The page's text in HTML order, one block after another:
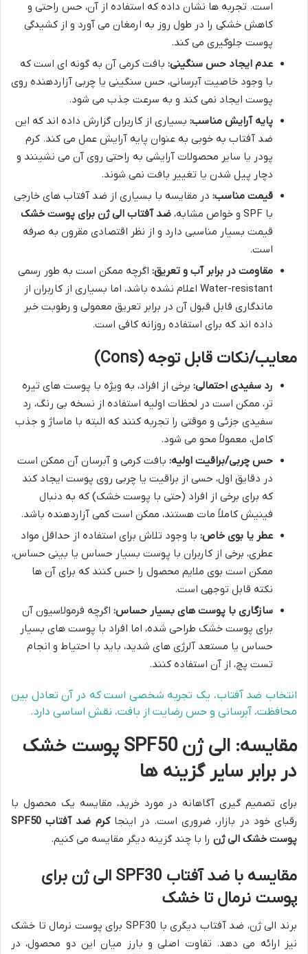
است. تجربه ها نشان داده که استفاده از آن، حس راحتی و
کاهش خشکی را در طول روز به ارمغان می آورد و از کشیدگی
پوست جلوگیری می کند.
عدم ایجاد حس سنگینی: بافت کرمی آن به گونه ای است که
با وجود خاصیت آبرسانی، حس سنگینی یا چربی آزاردهنده روی
پوست ایجاد نمی کند و به سرعت جذب می شود.
پایه آرایش مناسب: بسیاری از کاربران گزارش داده اند که این
ضد آفتاب به خوبی به عنوان پایه آرایش عمل می کند. کرم
پودر یا سایر محصولات آرایشی به راحتی روی آن می نشینند و
دچار پیل شدن یا تغییر بافت نمی شوند.
قیمت مناسب: در مقایسه با بسیاری از ضد آفتاب های خارجی
با SPF و خواص مشابه،
ضد آفتاب الی ژن برای پوست خشک
قیمت بسیار مناسبی دارد و از نظر اقتصادی مقرون به صرفه
است.
مقاومت در برابر آب و تعریق: اگرچه ممکن است به طور رسمی
Water-resistant اعلام نشده باشد، اما بسیاری از کاربران از
ماندگاری قابل قبول آن در برابر تعریق معمولی و رطوبت خبر
داده اند که برای استفاده روزانه کافی است.
معایب/نکات قابل توجه (Cons)
رد سفیدی احتمالی: برخی از افراد، به ویژه با پوست های تیره
تر، ممکن است در لحظات اولیه استفاده از نسخه بی رنگ، رد
سفیدی جزئی و موقتی را تجربه کنند که البته با ماساژ و جذب
کامل، معمولاً محو می شود.
حس چربی/براقیت اولیه: بافت کرمی و آبرسان آن ممکن است
در دقایق اول، حسی از براقیت یا چربی روی پوست ایجاد کند
که برای برخی از افراد (حتی با پوست خشک) که به دنبال
فینیش کاملاً مات هستند، ممکن است کمی آزاردهنده باشد.
عطر یا بوی خاص: با وجود تلاش برای استفاده از حداقل مواد
عطری، برخی از کاربران با پوست بسیار حساس یا بینی حساس،
ممکن است بوی ملایم محصول را حس کنند که برای آن ها
نکته قابل توجهی است.
سازگاری با پوست های بسیار حساس: اگرچه فرمولاسیون آن
برای پوست خشک طراحی شده، اما افراد با پوست های بسیار
حساس یا مستعد آلرژی های شدید، باید با احتیاط و انجام
تست پچ، از آن استفاده کنند.
انتخاب ضد آفتاب، یک تجربه شخصی است که در آن تعادل بین
محافظت، آبرسانی و حس رضایت از بافت، نقش اساسی دارد.
مقایسه: الی ژن SPF50 پوست خشک
در برابر سایر گزینه ها
برای تصمیم گیری آگاهانه در مورد خرید، مقایسه یک محصول با
رقبای خود در بازار، ضروری است. در اینجا
کرم ضد آفتاب SPF50
پوست خشک الی ژن را با چند گزینه دیگر مقایسه می کنیم.
مقایسه با ضد آفتاب SPF30 الی ژن برای
پوست نرمال تا خشک
برند الی ژن، ضد آفتاب دیگری با SPF30 برای پوست نرمال تا خشک
نیز ارائه می دهد. تفاوت اصلی و بارز میان این دو محصول، در